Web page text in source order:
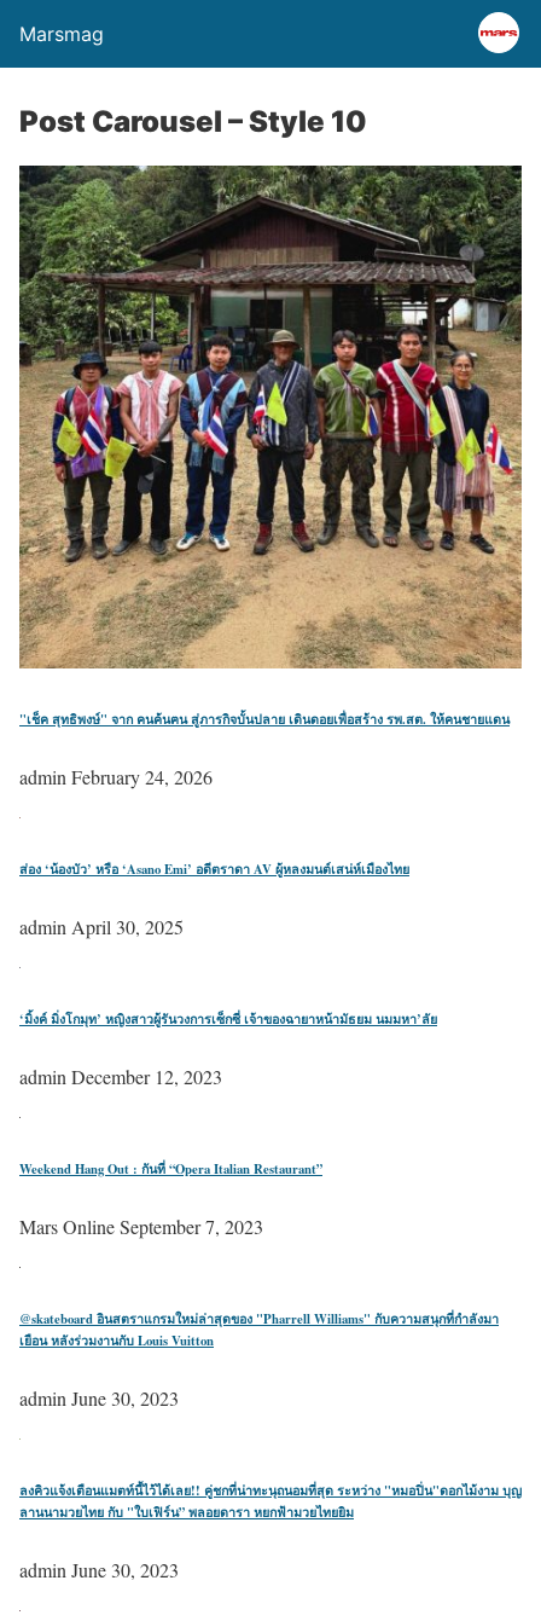
Marsmag
Post Carousel – Style 10
"เช็ค สุทธิพงษ์" จาก คนค้นฅน สู่ภารกิจบั้นปลาย เดินดอยเพื่อสร้าง รพ.สต. ให้คนชายแดน
admin February 24, 2026
ส่อง ‘น้องบัว’ หรือ ‘Asano Emi’ อดีตราดา AV ผู้หลงมนต์เสน่ห์เมืองไทย
admin April 30, 2025
‘มิ้งค์ มิ่งโกมุท’ หญิงสาวผู้รันวงการเซ็กซี่ เจ้าของฉายาหน้ามัธยม นมมหา’ลัย
admin December 12, 2023
Weekend Hang Out : กันที่ “Opera Italian Restaurant”
Mars OnlineSeptember 7, 2023
@skateboard อินสตราแกรมใหม่ล่าสุดของ "Pharrell Williams" กับความสนุกที่กำลังมา
เยือน หลังร่วมงานกับ Louis Vuitton
admin June 30, 2023
ลงคิวแจ้งเตือนแมตท์นี้ไว้ได้เลย!! คู่ชกที่น่าทะนุถนอมที่สุด ระหว่าง "หมอปิ่น"ดอกไม้งาม บุญ
ลานนามวยไทย กับ "ใบเฟิร์น” พลอยดารา หยกฟ้ามวยไทยยิม
admin June 30, 2023